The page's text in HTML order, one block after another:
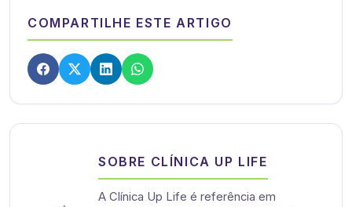
COMPARTILHE ESTE ARTIGO
SOBRE CLÍNICA UP LIFE
A Clínica Up Life é referência em